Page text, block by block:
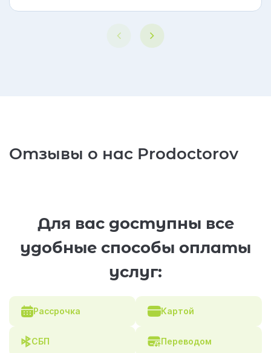
Отзывы о нас Prodoctorov
Для вас доступны все
удобные способы оплаты
услуг:
Рассрочка Картой
СБП Переводом